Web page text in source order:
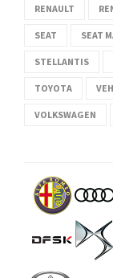
RENAULT
SEAT SEAT
STELLANTIS
TOYOTA
VOLKSWAGEN